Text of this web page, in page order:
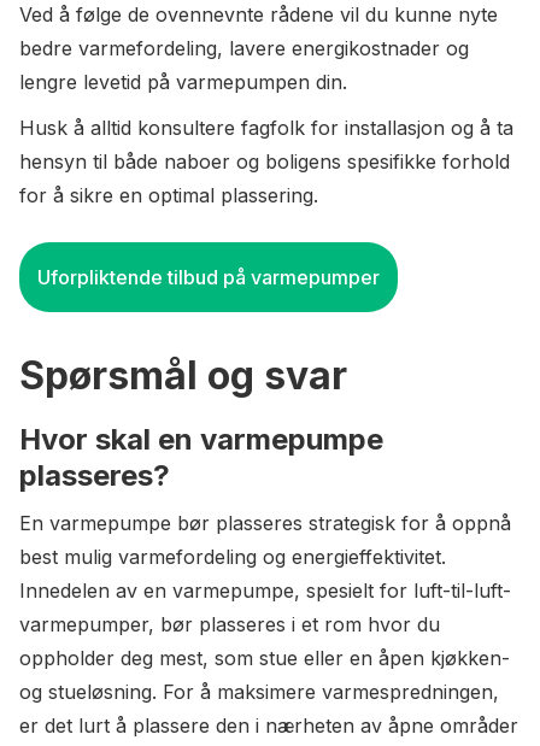
Ved å følge de ovennevnte rådene vil du kunne nyte
bedre varmefordeling, lavere energikostnader og
lengre levetid på varmepumpen din.
Husk å alltid konsultere fagfolk for installasjon og å ta
hensyn til både naboer og boligens spesifikke forhold
for å sikre en optimal plassering.
Uforpliktende tilbud på varmepumper
Spørsmål og svar
Hvor skal en varmepumpe
plasseres?
En varmepumpe bør plasseres strategisk for å oppnå
best mulig varmefordeling og energieffektivitet.
Innedelen av en varmepumpe, spesielt for luft-til-luft-
varmepumper, bør plasseres i et rom hvor du
oppholder deg mest, som stue eller en åpen kjøkken-
og stueløsning. For å maksimere varmespredningen,
er det lurt å plassere den i nærheten av åpne områder